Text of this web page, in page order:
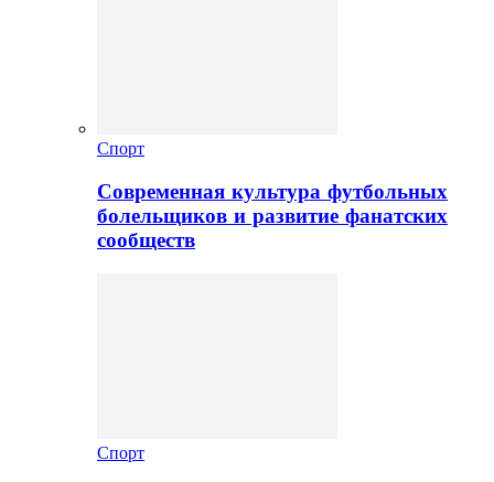
Спорт
Современная культура футбольных
болельщиков и развитие фанатских
сообществ
Спорт